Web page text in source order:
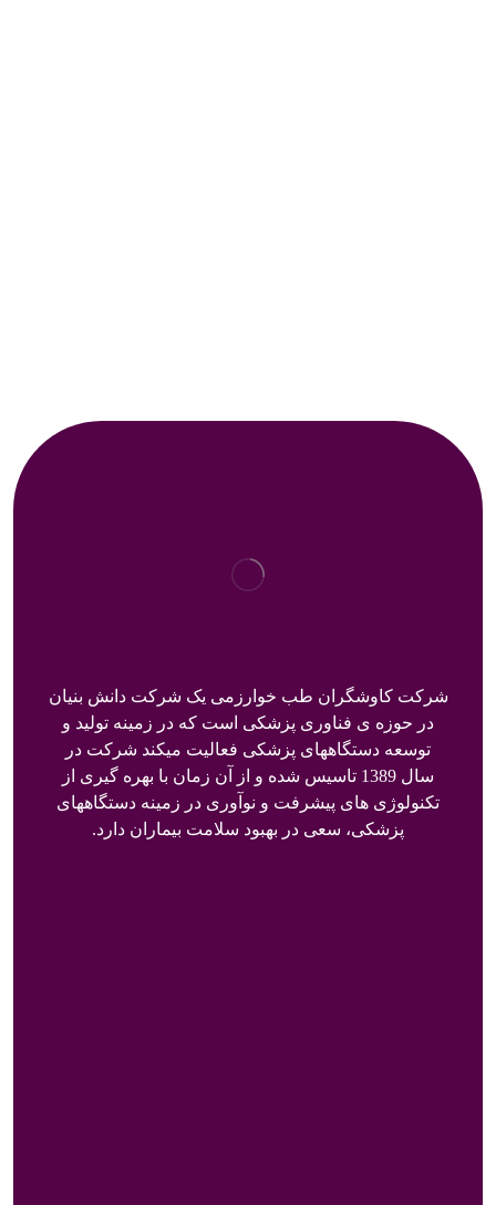
شرکت کاوشگران طب خوارزمی یک شرکت دانش بنیان
در حوزه ی فناوری پزشکی است که در زمینه تولید و
توسعه دستگاههای پزشکی فعالیت میکند شرکت در
سال 1389 تاسیس شده و از آن زمان با بهره گیری از
تکنولوژی های پیشرفت و نوآوری در زمینه دستگاههای
پزشکی، سعی در بهبود سلامت بیماران دارد.